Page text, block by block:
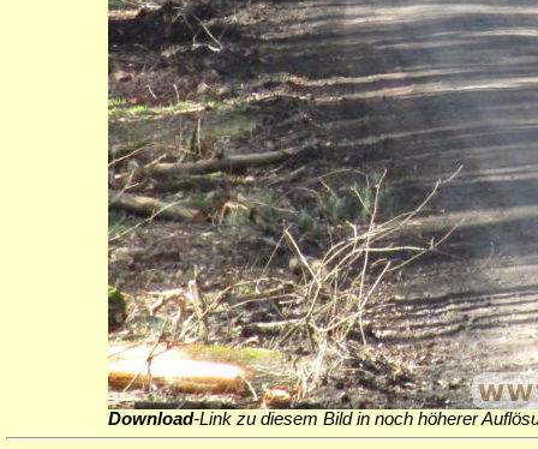
Download-Link zu diesem Bild in noch höherer